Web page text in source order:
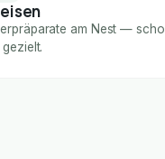
am Nest —